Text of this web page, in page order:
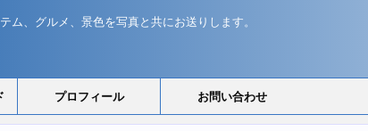
ム、グルメ、景色を写真と共にお送りします。
プロフィール お問い合わせ